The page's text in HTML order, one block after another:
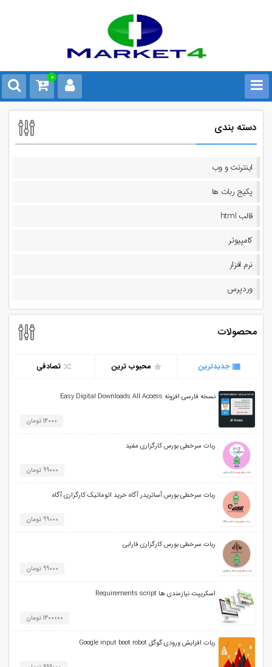
0
دسته بندی
اینترنت و وب
پکیج ربات ها
قالب html
کامپیوتر
نرم افزار
وردپرس
محصولات
جدیدترین محبوب ترین تصادفی
نسخه فارسی افزونه Easy Digital Downloads All Access
14000 تومان
ربات سرخطی بورس کارگزاری مفید
99000 تومان
ربات سرخطی بورس آساتریدر آگاه خرید اتوماتیک کارگزاری آگاه
99000 تومان
ربات سرخطی بورس کارگزاری فارابی
99000 تومان
اسکریپت نیازمندی ها Requirements script
1400000 تومان
ربات افزایش ورودی گوگل Google input boot robot